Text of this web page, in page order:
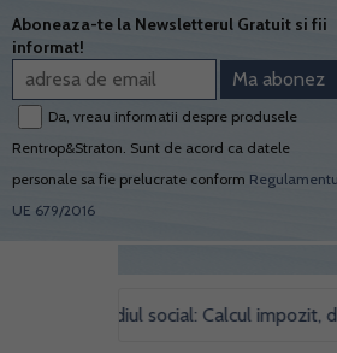
sediul social: Calcul impozit,
Aboneaza-te la Newsletterul Gratuit si fii
informat!
Da, vreau informatii despre produsele
Rentrop&Straton. Sunt de acord ca datele
personale sa fie prelucrate conform
UE 679/2016